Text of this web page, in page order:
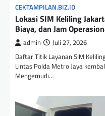
CEKTAMPILAN.BIZ.ID
Lokasi SIM Keliling
Biaya, dan Jam
admin Juli 27, 2026
Daftar Titik Layanan SIM
Lintas Polda Metro Jaya
Mengemudi…